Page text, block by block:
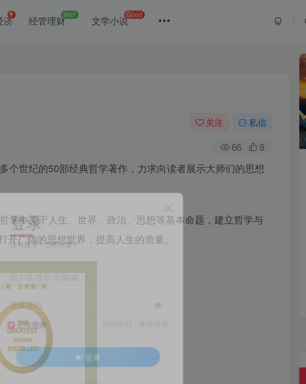
济 经管理财Well 文学小说Good
关注 私信
66 8
个世纪的50部经典哲学著作，力求向读者展示大师们的思想
学中关于人生、世界、政治、思想等基本命题，建立哲学与
广阔的思想世界，提高人生的质量。
登录
没有账号？立即注册
用户名/手机号/邮箱
登录密码
记住登录
登录